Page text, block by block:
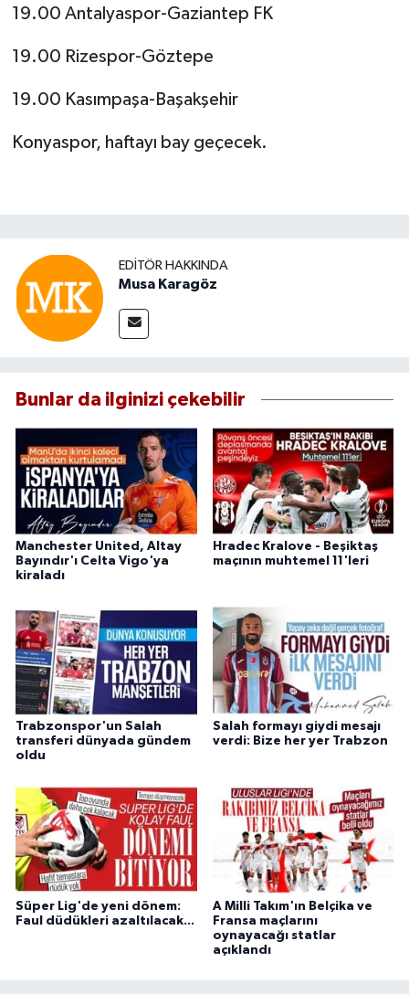
19.00 Antalyaspor-Gaziantep FK
19.00 Rizespor-Göztepe
19.00 Kasımpaşa-Başakşehir
Konyaspor, haftayı bay geçecek.
EDITÖR HAKKINDA
Musa Karagöz
Bunlar da ilginizi çekebilir
Manchester United, Altay
Bayındır'ı Celta Vigo'ya
kiraladı
Hradec Kralove - Beşiktaş
maçının muhtemel 11'leri
Trabzonspor'un Salah
transferi dünyada gündem
oldu
Salah formayı giydi mesajı
verdi: Bize her yer Trabzon
Süper Lig'de yeni dönem:
Faul düdükleri azaltılacak...
A Milli Takım'ın Belçika ve
Fransa maçlarını
oynayacağı statlar
açıklandı